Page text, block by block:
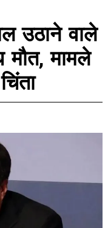
उठाने वाले
मौत, मामले